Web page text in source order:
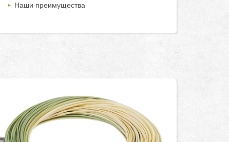
Наши преимущества